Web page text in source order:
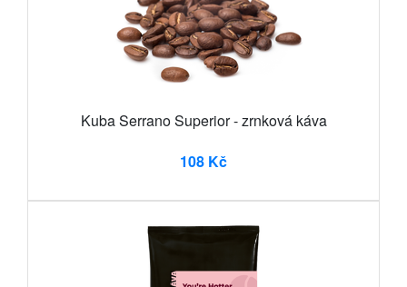
Kuba Serrano Superior - zrnková káva
108 Kč